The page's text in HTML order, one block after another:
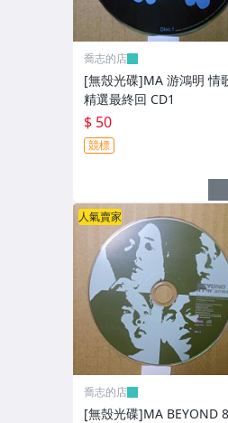
其他類光碟
XBOX遊戲光碟
旅遊書籍小說書刊
喬志的店
[無殼光碟]MA 游鴻明 情
精選最終回 CD1
$ 50
競標
人氣賣家
喬志的店
[無殼光碟]MA BEYOND 8